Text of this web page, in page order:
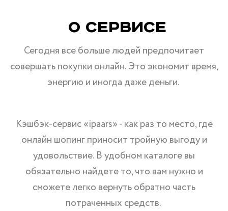
О Сервисе
Сегодня все больше людей предпочитает
совершать покупки онлайн. Это экономит время,
энергию и иногда даже деньги.
Кэшбэк-сервис «ipaars» - как раз то место, где
онлайн шопинг приносит тройную выгоду и
удовольствие. В удобном каталоге вы
обязательно найдете то, что вам нужно и
сможете легко вернуть обратно часть
потраченных средств.